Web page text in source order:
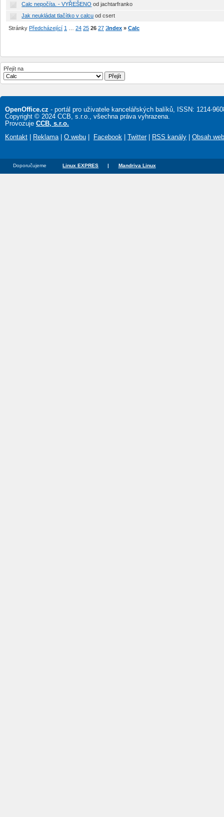
Calc nepočíta. - VYŘEŠENO od jachtarfranko
Jak neukládat tlačítko v calcu od csert
Stránky Předcházející 1 24 25 26 27 28 … 61 Další
Index » Calc
Přejít na
OpenOffice.cz - portál pro uživatele kancelářských balíků, ISSN: 1214-
Copyright © 2024 CCB, s.r.o., všechna práva vyhrazena.
Provozuje CCB, s.r.o.
Kontakt
Reklama O webu Facebook Twitter| RSS kanály Obsah
Doporučujeme Linux EXPRES | Mandriva Linux